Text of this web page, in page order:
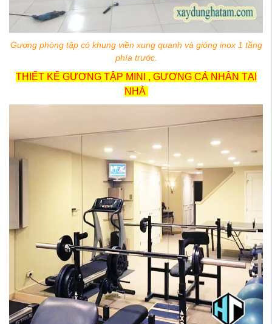
Gương phòng tập có khung viền xung quanh và gióng inox 1 tầng
phía trước.
THIẾT KẾ GƯƠNG TẬP MINI , GƯƠNG CÁ NHÂN TẠI
NHÀ